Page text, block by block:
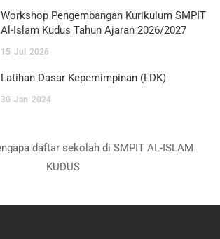
Workshop Pengembangan Kurikulum SMPIT
Al-Islam Kudus Tahun Ajaran 2026/2027
15 Jul 2026
Latihan Dasar Kepemimpinan (LDK)
30 Jan 2024